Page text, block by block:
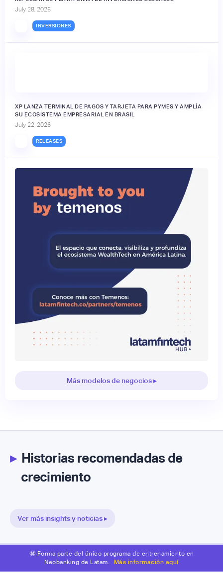
July 28, 2026
INVERSIONES
XP LANZA TERMINAL DE PAGOS Y TARJETA PARA PYMES Y AMPLÍA
SU ECOSISTEMA EMPRESARIAL EN BRASIL
July 22, 2026
RELEASES
Más modelos de negocios ▸
▸Historias recomendadas de
crecimiento
Ver más insights y noticias ▸
🤩 Forma parte del único programa de entrenamiento en
Neobanking de Latam.
Más información aquí